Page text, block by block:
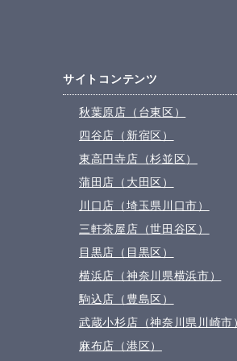
サイトコンテンツ
秋葉原店（台東区）
四谷店（新宿区）
東高円寺店（杉並区）
蒲田店（大田区）
川口店（埼玉県川口市）
三軒茶屋店（世田谷区）
目黒店（目黒区）
横浜店（神奈川県横浜市）
駒込店（豊島区）
武蔵小杉店（神奈川県川崎市
麻布店（港区）